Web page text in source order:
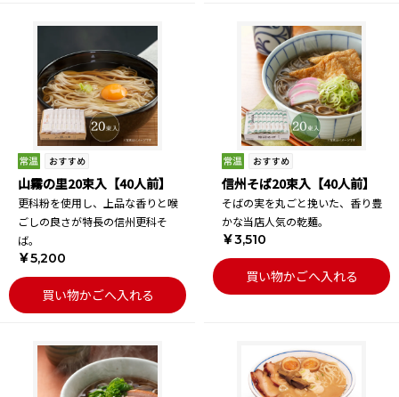
山霧の里20束入【40人前】
更科粉を使用し、上品な香りと喉
ごしの良さが特長の信州更科そ
ば。
￥5,200
買い物かごへ入れる
信州そば20束入【40人前】
そばの実を丸ごと挽いた、香り豊
かな当店人気の乾麺。
￥3,510
買い物かごへ入れる